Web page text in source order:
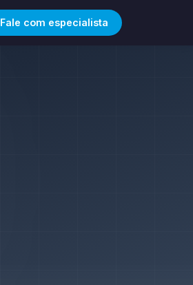
Fale com especialista